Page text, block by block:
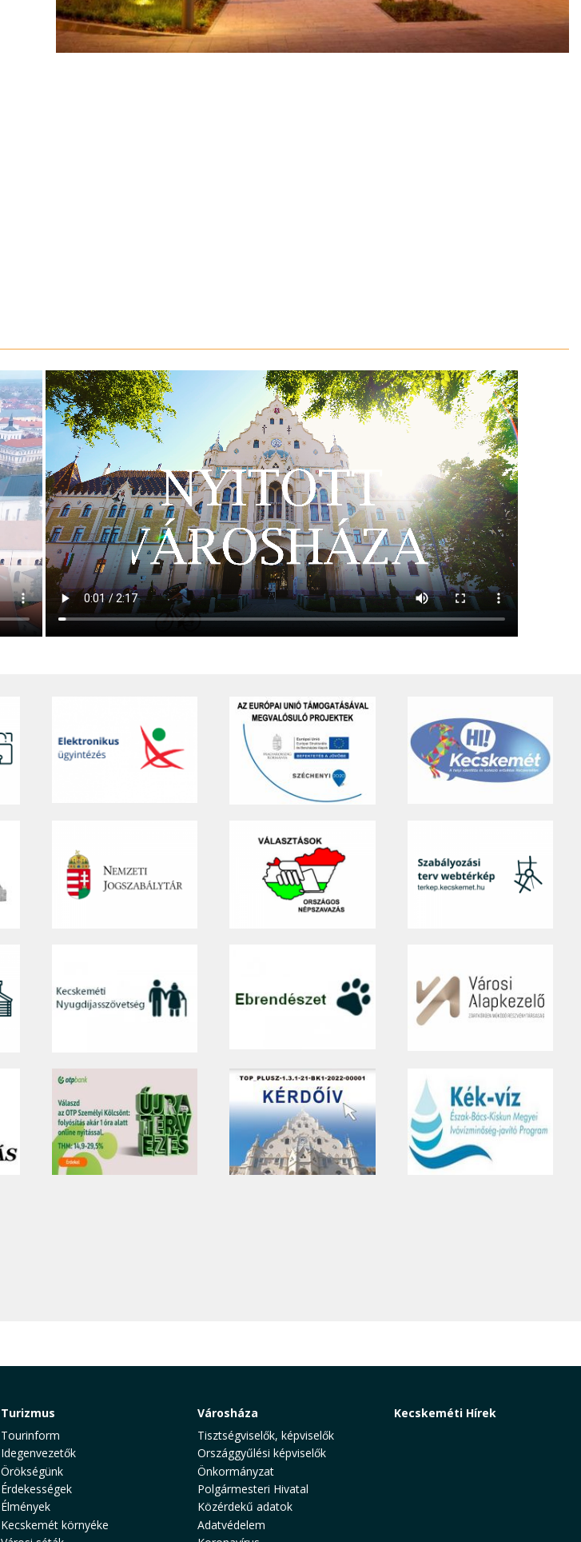
Turizmus
Tourinform
Idegenvezetők
Örökségünk
Érdekességek
Élmények
Kecskemét környéke
Városháza
Tisztségviselők, képviselők
Országgyűlési képviselők
Önkormányzat
Polgármesteri Hivatal
Közérdekű adatok
Adatvédelem
Kecskeméti Hírek